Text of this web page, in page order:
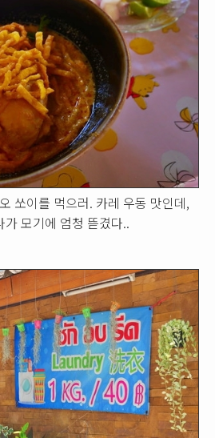
쏘이를 먹으러. 카레 우동 맛인데,
모기에 엄청 뜯겼다..